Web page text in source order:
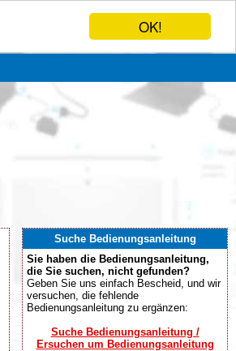
OK!
Suche Bedienungsanleitung
Sie haben die Bedienungsanleitung,
die Sie suchen, nicht gefunden?
Geben Sie uns einfach Bescheid, und wir
versuchen, die fehlende
Bedienungsanleitung zu ergänzen:
Suche Bedienungsanleitung /
Ersuchen um Bedienungsanleitung